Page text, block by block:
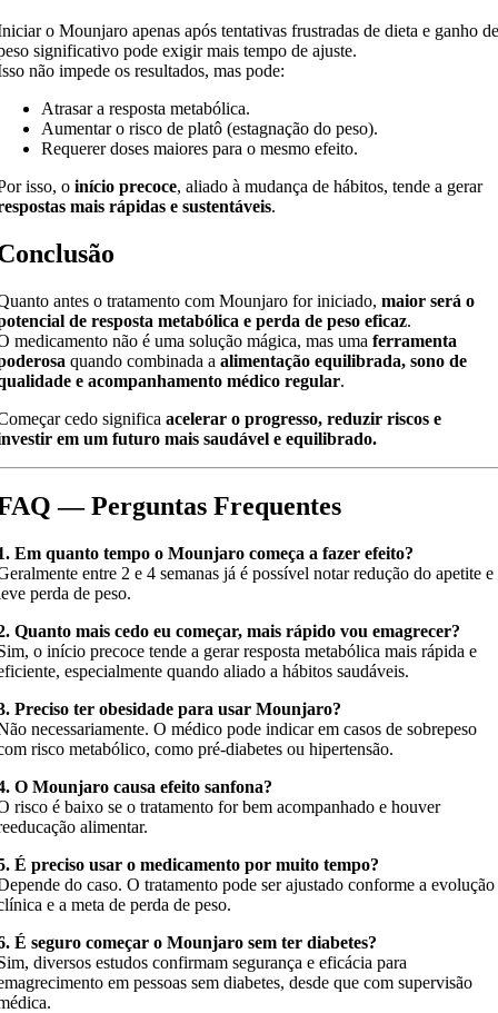
o Mounjaro apenas após tentativas frustradas de dieta e ganho
significativo pode exigir mais tempo de ajuste.
não impede os resultados, mas pode:
Atrasar a resposta metabólica.
Aumentar o risco de platô (estagnação do peso).
Requerer doses maiores para o mesmo efeito.
isso, oinício precoce, aliado à mudança de hábitos, tende a gerar
mais rápidas e sustentáveis.
antes o tratamento com Mounjaro for iniciado,maior será o
de resposta metabólica e perda de peso eficaz.
medicamento não é uma solução mágica, mas umaferramenta
quando combinada aalimentação equilibrada, sono de
e acompanhamento médico regular.
cedo significaacelerar o progresso, reduzir riscos e
em um futuro mais saudável e equilibrado.
— Perguntas Frequentes
Em quanto tempo o Mounjaro começa a fazer efeito?
entre 2 e 4 semanas já é possível notar redução do apetite e
perda de peso.
Quanto mais cedo eu começar, mais rápido vou emagrecer?
o início precoce tende a gerar resposta metabólica mais rápida e
especialmente quando aliado a hábitos saudáveis.
Preciso ter obesidade para usar Mounjaro?
necessariamente. O médico pode indicar em casos de sobrepeso
risco metabólico, como pré-diabetes ou hipertensão.
O Mounjaro causa efeito sanfona?
risco é baixo se o tratamento for bem acompanhado e houver
alimentar.
É preciso usar o medicamento por muito tempo?
do caso. O tratamento pode ser ajustado conforme a evolução
e a meta de perda de peso.
É seguro começar o Mounjaro sem ter diabetes?
diversos estudos confirmam segurança e eficácia para
em pessoas sem diabetes, desde que com supervisão